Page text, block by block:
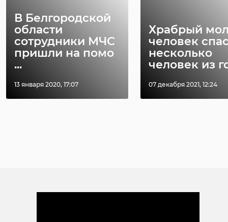
В Белгородской
области
сотрудники МЧС
пришли на помо
...
13 января 2020, 17:07
Храбрый
человек
несколько
человек из
07 декабря 2021, 12:24